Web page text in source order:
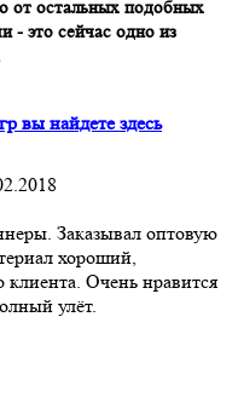
от остальных подобных
- это сейчас одно из
вы найдете здесь
Заказывал оптовую
хороший,
Очень нравится
улёт.